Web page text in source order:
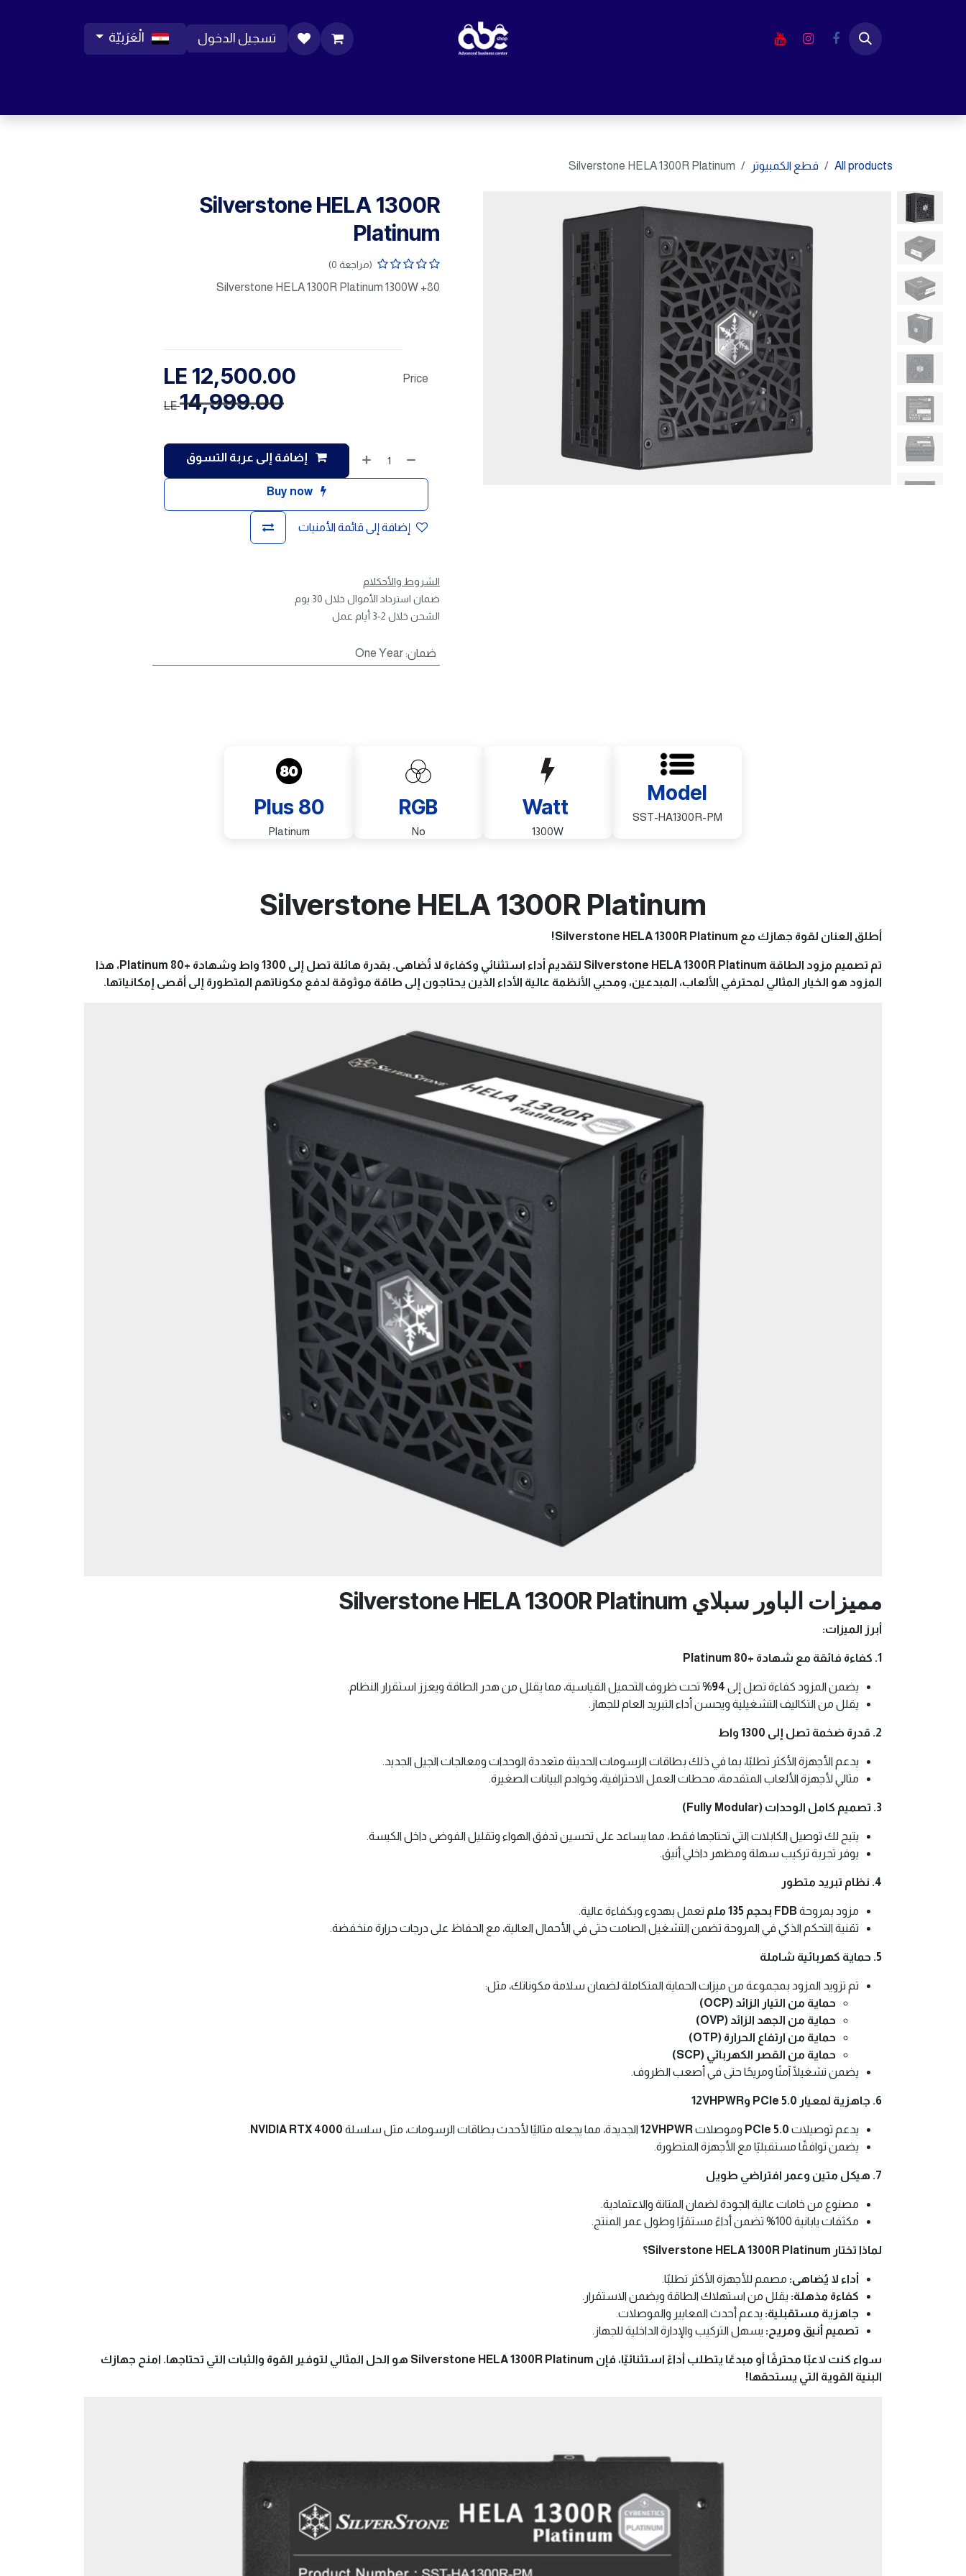
تسجيل الدخول الْعَرَبيّة
All products قطع الكمبيوتر Silverstone HELA 1300R Platinum
Silverstone HELA 1300R
Platinum
(مراجعة 0)
Silverstone HELA 1300R Platinum 1300W +80
إضافة إلى عربة التسوق
Buy now
إضافة إلى قائمة الأمنيات
Price
12,500.00
14,999.00
LE
الشروط والأحكلام
ضمان استرداد الأموال خلال 30 يوم
الشحن خلال 2-3 أيام عمل
ضمان:
One Year
Model
SST-HA1300R-PM
Watt
1300W
RGB
No
Plus 80
Platinum
Silverstone HELA 1300R Platinum
أطلق العنان لقوة جهازك مع Silverstone HELA 1300R Platinum!
تم تصميم مزود الطاقة Silverstone HELA 1300R Platinum لتقديم أداء استثنائي وكفاءة لا تُضاهى. بقدرة هائلة تصل إلى 1300 واط وشهادة +80 Platinum، هذا
المزود هو الخيار المثالي لمحترفي الألعاب، المبدعين، ومحبي الأنظمة عالية الأداء الذين يحتاجون إلى طاقة موثوقة لدفع مكوناتهم المتطورة إلى أقصى إمكانياتها.
مميزات الباور سبلاي Silverstone HELA 1300R Platinum
أبرز الميزات:
1. كفاءة فائقة مع شهادة +80 Platinum
يضمن المزود كفاءة تصل إلى 94%
تحت ظروف التحميل القياسية، مما يقلل من هدر الطاقة ويعزز استقرار النظام.
يقلل من التكاليف التشغيلية ويحسن أداء التبريد العام للجهاز.
2. قدرة ضخمة تصل إلى 1300 واط
يدعم الأجهزة الأكثر تطلبًا، بما في ذلك بطاقات الرسومات الحديثة متعددة الوحدات ومعالجات الجيل الجديد.
مثالي لأجهزة الألعاب المتقدمة، محطات العمل الاحترافية، وخوادم البيانات الصغيرة.
3. تصميم كامل الوحدات (Fully Modular)
يتيح لك توصيل الكابلات التي تحتاجها فقط، مما يساعد على تحسين تدفق الهواء وتقليل الفوضى داخل الكيسة.
يوفر تجربة تركيب سهلة ومظهر داخلي أنيق.
4. نظام تبريد متطور
مزود بمروحةFDB بحجم 135 ملم
تعمل بهدوء وبكفاءة عالية.
تقنية التحكم الذكي في المروحة تضمن التشغيل الصامت حتى في الأحمال العالية، مع الحفاظ على درجات حرارة منخفضة.
5. حماية كهربائية شاملة
تم تزويد المزود بمجموعة من ميزات الحماية المتكاملة لضمان سلامة مكوناتك، مثل:
حماية من التيار الزائد (OCP)
حماية من الجهد الزائد (OVP)
حماية من ارتفاع الحرارة (OTP)
حماية من القصر الكهربائي (SCP)
يضمن تشغيلًا آمنًا ومريحًا حتى في أصعب الظروف.
6. جاهزية لمعيار PCIe 5.0 و12VHPWR
يدعم توصيلات PCIe 5.0 وموصلات12VHPWR الجديدة، مما يجعله مثاليًا لأحدث بطاقات الرسومات، مثل سلسلة NVIDIA RTX 4000
.
يضمن توافقًا مستقبليًا مع الأجهزة المتطورة.
7. هيكل متين وعمر افتراضي طويل
مصنوع من خامات عالية الجودة لضمان المتانة والاعتمادية.
مكثفات يابانية 100% تضمن أداءً مستقرًا وطول عمر المنتج.
لماذا تختار Silverstone HELA 1300R Platinum؟
أداء لا يُضاهى: مصمم للأجهزة الأكثر تطلبًا.
كفاءة مذهلة: يقلل من استهلاك الطاقة ويضمن الاستقرار.
جاهزية مستقبلية: يدعم أحدث المعايير والموصلات.
تصميم أنيق ومريح: يسهل التركيب والإدارة الداخلية للجهاز.
سواء كنت لاعبًا محترفًا أو مبدعًا يتطلب أداءً استثنائيًا، فإن Silverstone HELA 1300R Platinum هو الحل المثالي لتوفير القوة والثبات التي تحتاجها. امنح جهازك
البنية القوية التي يستحقها!